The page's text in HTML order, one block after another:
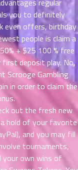
regular
you to definitely
even offers, birthday
people is claim a
+ $25 100 % free
first deposit play. No,
Scrooge Gambling
in order to claim the
out the fresh new
hold of your favorite
and you may fill
tournaments,
your own wins of